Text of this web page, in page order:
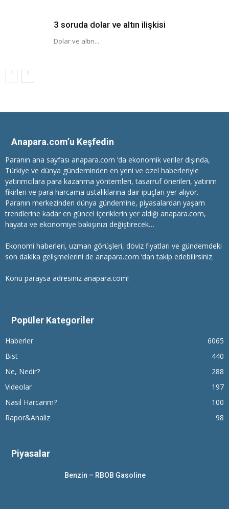
3 soruda dolar ve altın ilişkisi
Dolar ve altın...
Anapara.com’u Keşfedin
Paranın ana sayfası anapara.com ’da ekonomik veriler dışında,
Türkiye ve dünya gündeminden en yeni ve özel haberleriyle
yatırımcılara para kazanma yöntemleri, tasarruf önerileri, yatırım
fikirleri ve para harcama ustalıklarına dair ipuçları yer alıyor.
Paranın merkezinden dünya gündemine, piyasalardan yaşam
trendlerine kadar en güncel içeriklerin yer aldığı anapara.com,
hayata ve ekonomiye bakışınızı değiştirecek…
Ekonomi haberleri, uzman görüşleri, döviz fiyatları ve gündemdeki
son dakika gelişmelerini de anapara.com ‘dan takip edebilirsiniz.
Konu paraysa adresiniz anapara.com!
Popüler Kategoriler
Haberler
6065
Bist
440
Ne, Nedir?
288
Videolar
197
Nasıl Harcarım?
100
Rapor&Analiz
98
Piyasalar
Benzin – RBOB Gasoline